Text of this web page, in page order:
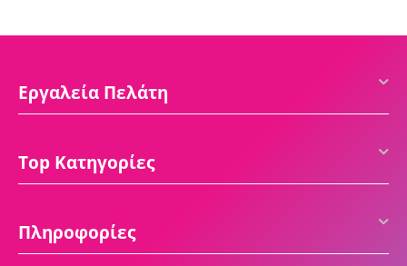
Εργαλεία Πελάτη
Top Κατηγορίες
Πληροφορίες